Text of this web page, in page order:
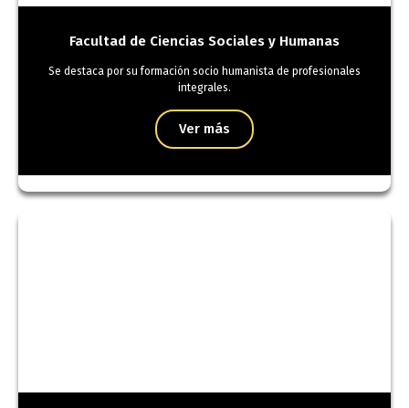
Facultad de Ciencias Sociales y Humanas
Se destaca por su formación socio humanista de profesionales
integrales.
Ver más